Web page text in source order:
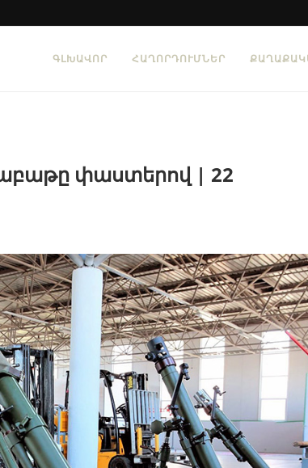
ԳԼԽԱՎՈՐ ՀԱՂՈՐԴՈՒՄՆԵՐ
փաստերով | 22